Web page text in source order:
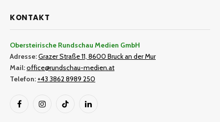
KONTAKT
Obersteirische Rundschau Medien GmbH
Adresse:Grazer Straße 11, 8600 Bruck an der Mur
Mail:office@rundschau-medien.at
Telefon: +43 3862 8989 250
FacebookInstagramTikTok LinkedIn